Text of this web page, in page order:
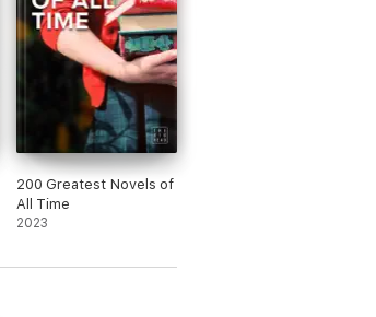
200 Greatest Novels of
All Time
2023